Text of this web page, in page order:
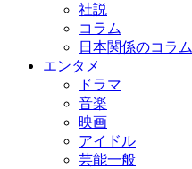
社説
コラム
日本関係のコラム
エンタメ
ドラマ
音楽
映画
アイドル
芸能一般